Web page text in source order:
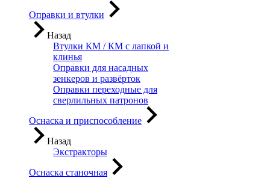
Оправки и втулки
Назад
Втулки КМ / КМ с лапкой и
клинья
Оправки для насадных
зенкеров и развёрток
Оправки переходные для
сверлильных патронов
Оснаска и приспособление
Назад
Экстракторы
Оснаска станочная